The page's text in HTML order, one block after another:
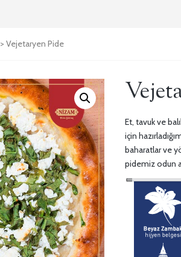
> Vejetaryen Pide
Et, tavuk ve
için
baharatlar ve
pidemiz odun